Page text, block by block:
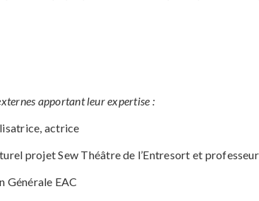
apportant leur expertise :
actrice
projet Sew Théâtre de l’Entresort et professeur
Générale EAC